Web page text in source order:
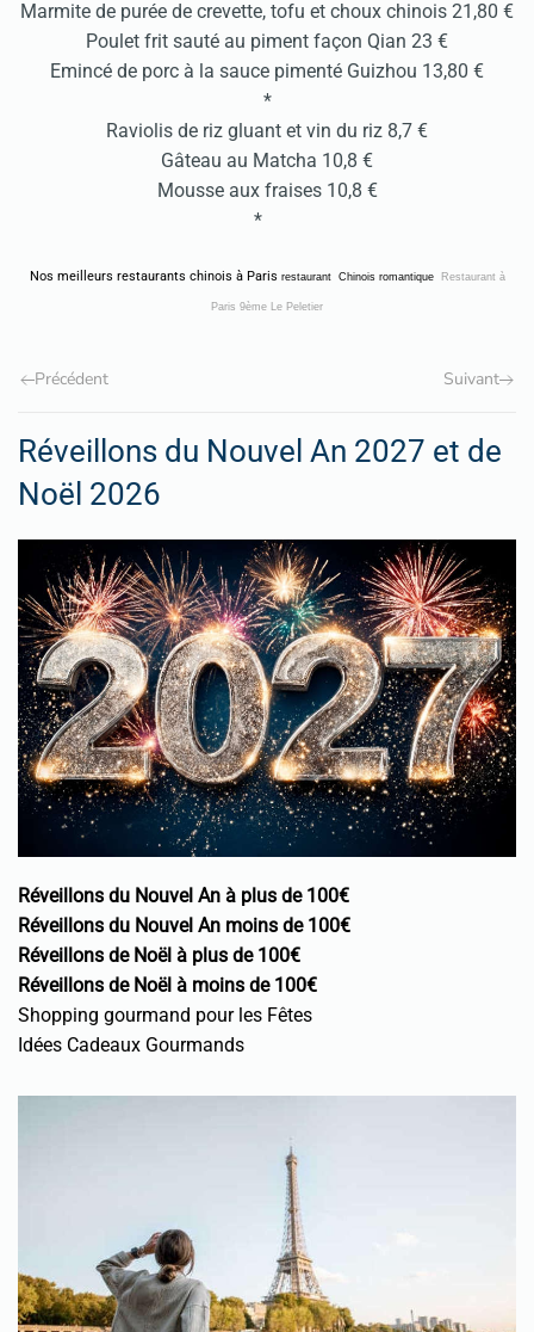
Marmite de purée de crevette, tofu et choux chinois 21,80 €
Poulet frit sauté au piment façon Qian 23 €
Emincé de porc à la sauce pimenté Guizhou 13,80 €
*
Raviolis de riz gluant et vin du riz 8,7 €
Gâteau au Matcha 10,8 €
Mousse aux fraises 10,8 €
*
Nos meilleurs restaurants chinois à Paris restaurant Chinois romantique Restaurant à
Paris 9ème Le Peletier
Précédent Suivant
Réveillons du Nouvel An 2027 et de
Noël 2026
Réveillons du Nouvel An à plus de 100€
Réveillons du Nouvel An moins de 100€
Réveillons de Noël à plus de 100€
Réveillons de Noël à moins de 100€
Shopping gourmand pour les Fêtes
Idées Cadeaux Gourmands